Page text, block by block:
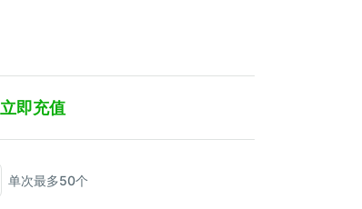
立即充值
单次最多50个